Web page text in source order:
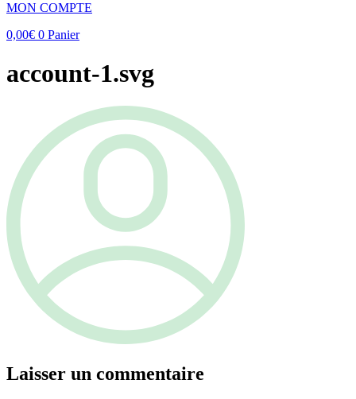
MON COMPTE
0,00€ 0 Panier
account-1.svg
Laisser un commentaire